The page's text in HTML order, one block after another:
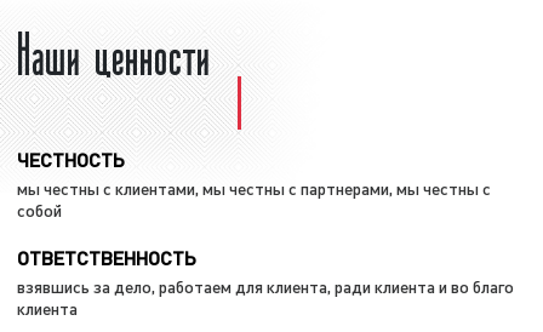
Наши ценности
ЧЕСТНОСТЬ
мы честны с клиентами, мы честны с партнерами, мы честны с
собой
ОТВЕТСТВЕННОСТЬ
взявшись за дело, работаем для клиента, ради клиента и во благо
клиента